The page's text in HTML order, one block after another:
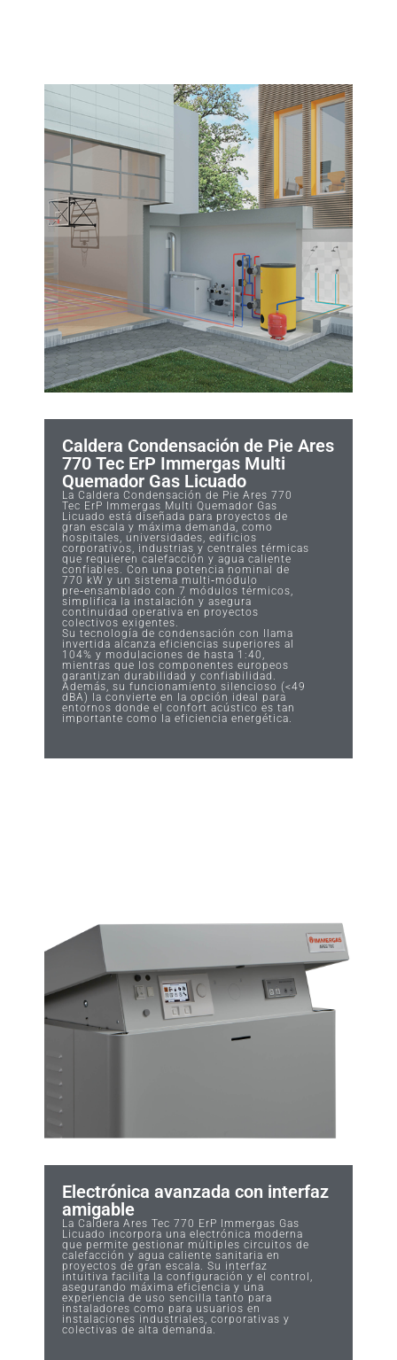
Caldera Condensación de Pie Ares
770 Tec ErP Immergas Multi
Quemador Gas Licuado
La Caldera Condensación de Pie Ares 770
Tec ErP Immergas Multi Quemador Gas
Licuado está diseñada para proyectos de
gran escala y máxima demanda, como
hospitales, universidades, edificios
corporativos, industrias y centrales térmicas
que requieren calefacción y agua caliente
confiables. Con una potencia nominal de
770 kW y un sistema multi‑módulo
pre‑ensamblado con 7 módulos térmicos,
simplifica la instalación y asegura
continuidad operativa en proyectos
colectivos exigentes.
Su tecnología de condensación con llama
invertida alcanza eficiencias superiores al
104% y modulaciones de hasta 1:40,
mientras que los componentes europeos
garantizan durabilidad y confiabilidad.
Además, su funcionamiento silencioso (<49
dBA) la convierte en la opción ideal para
entornos donde el confort acústico es tan
importante como la eficiencia energética.
Electrónica avanzada con interfaz
amigable
La Caldera Ares Tec 770 ErP Immergas Gas
Licuado incorpora una electrónica moderna
que permite gestionar múltiples circuitos de
calefacción y agua caliente sanitaria en
proyectos de gran escala. Su interfaz
intuitiva facilita la configuración y el control,
asegurando máxima eficiencia y una
experiencia de uso sencilla tanto para
instaladores como para usuarios en
instalaciones industriales, corporativas y
colectivas de alta demanda.